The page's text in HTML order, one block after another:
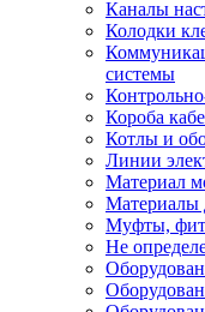
Каналы
Колодки
системы
Короба
Котлы и
Линии
Материал
Материалы
Муфты,
Не